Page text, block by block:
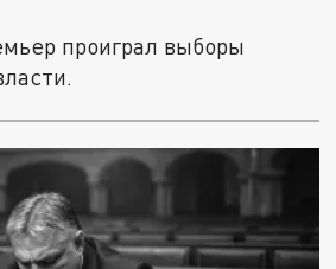
проиграл выборы